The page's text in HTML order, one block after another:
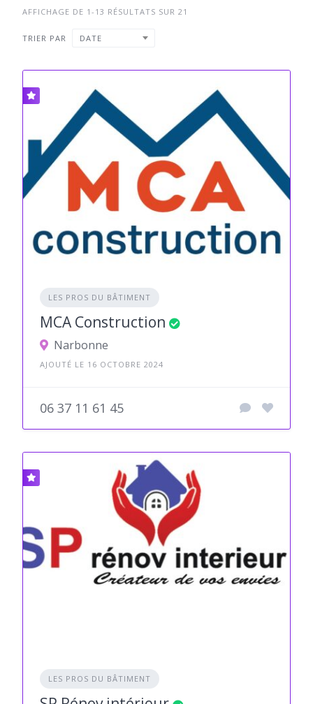
AFFICHAGE DE 1-13 RÉSULTATS SUR 21
TRIER PAR DATE
LES PROS DU BÂTIMENT
MCA Construction
Narbonne
AJOUTÉ LE 16 OCTOBRE 2024
06 37 11 61 45
LES PROS DU BÂTIMENT